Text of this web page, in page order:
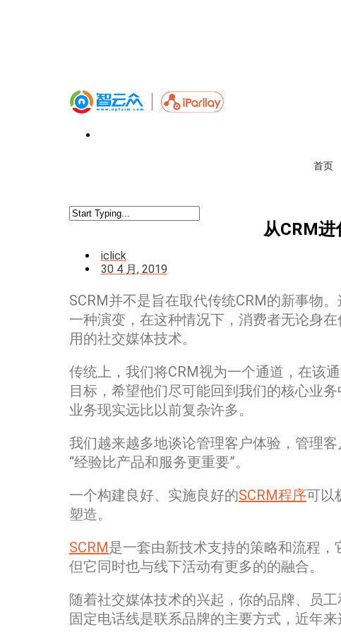
首页
从CRM进
iclick
30 4 月, 2019
SCRM并不是旨在取代传统CRM的新事物
一种演变，在这种情况下，消费者无论身
用的社交媒体技术。
传统上，我们将CRM视为一个通道，在该
目标，希望他们尽可能回到我们的核心业
业务现实远比以前复杂许多。
我们越来越多地谈论管理客户体验，管理
“经验比产品和服务更重要”。
一个构建良好、实施良好的SCRM程序可以
塑造。
SCRM是一套由新技术支持的策略和流程
但它同时也与线下活动有更多的的融合。
随着社交媒体技术的兴起，你的品牌、员
固定电话线是联系品牌的主要方式，近年来